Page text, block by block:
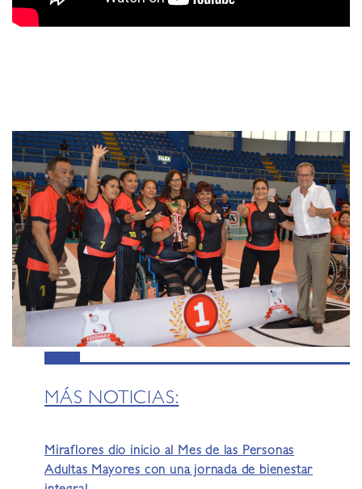
MÁS NOTICIAS:
Miraflores dio inicio al Mes de las Personas
Adultas Mayores con una jornada de bienestar